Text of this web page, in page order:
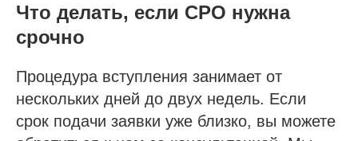
Что делать, если СРО нужна
срочно
Процедура вступления занимает от
нескольких дней до двух недель. Если
срок подачи заявки уже близко, вы можете